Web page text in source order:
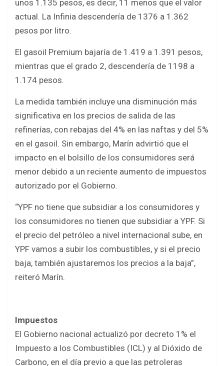
unos 1.135 pesos, es decir, 11 menos que el valor
actual. La Infinia descendería de 1376 a 1.362
pesos por litro.
El gasoil Premium bajaría de 1.419 a 1.391 pesos,
mientras que el grado 2, descendería de 1198 a
1.174 pesos.
La medida también incluye una disminución más
significativa en los precios de salida de las
refinerías, con rebajas del 4% en las naftas y del 5%
en el gasoil. Sin embargo, Marín advirtió que el
impacto en el bolsillo de los consumidores será
menor debido a un reciente aumento de impuestos
autorizado por el Gobierno.
“YPF no tiene que subsidiar a los consumidores y
los consumidores no tienen que subsidiar a YPF. Si
el precio del petróleo a nivel internacional sube, en
YPF vamos a subir los combustibles, y si el precio
baja, también ajustaremos los precios a la baja”,
reiteró Marín.
Impuestos
El Gobierno nacional actualizó por decreto 1% el
Impuesto a los Combustibles (ICL) y al Dióxido de
Carbono, en el día previo a que las petroleras